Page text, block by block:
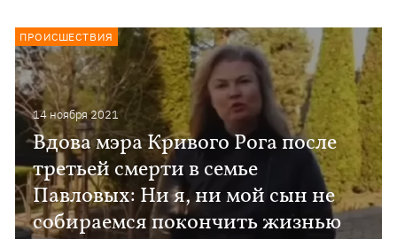
14 ноября 2021
Вдова мэра Кривого Рога после
третьей смерти в семье
Павловых: Ни я, ни мой сын не
собираемся покончить жизнью
ПРОИСШЕСТВИЯ